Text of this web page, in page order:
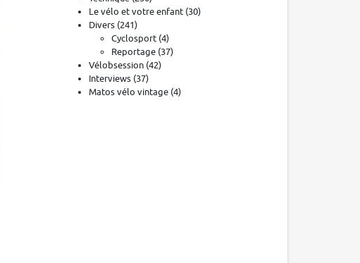
Le vélo et votre enfant (30)
Divers (241)
Cyclosport (4)
Reportage (37)
Vélobsession (42)
Interviews (37)
Matos vélo vintage (4)